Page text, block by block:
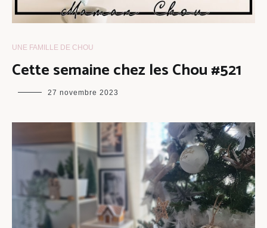
UNE FAMILLE DE CHOU
Cette semaine chez les Chou #521
maman
27 novembre 2023